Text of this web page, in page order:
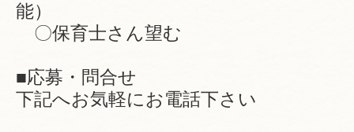
能）
〇保育士さん望む
■応募・問合せ
下記へお気軽にお電話下さい